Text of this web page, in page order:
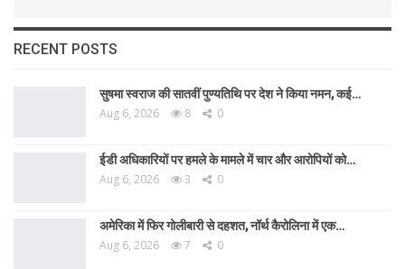
RECENT POSTS
सुषमा स्वराज की सातवीं पुण्यतिथि पर देश ने किया नमन, कई…
Aug 6, 2026 8 0
ईडी अधिकारियों पर हमले के मामले में चार और आरोपियों को…
Aug 6, 2026 3 0
अमेरिका में फिर गोलीबारी से दहशत, नॉर्थ कैरोलिना में एक…
Aug 6, 2026 7 0